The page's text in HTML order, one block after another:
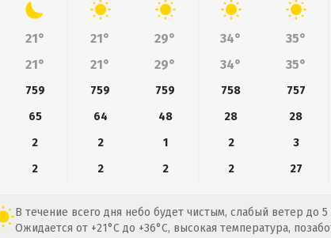
21° 21° 29° 34° 35°
21° 21° 29° 34° 35°
759 759 759 758 757
65 64 48 28 28
2 2 1 2 3
2 2 2 2 27
В течение всего дня небо будет чистым, слабый ветер до
Ожидается от +21°C до +36°C, высокая температура,